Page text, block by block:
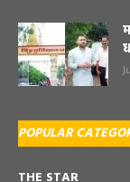
POPULAR